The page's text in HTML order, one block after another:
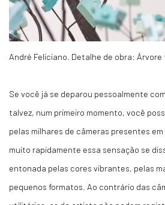
André Feliciano. Detalhe de obra:
Se você já se deparou pessoalmente
talvez, num primeiro momento, você
pelas milhares de câmeras presentes
muito rapidamente essa sensação se
entonada pelas cores vibrantes, pelas
pequenos formatos. Ao contrário das